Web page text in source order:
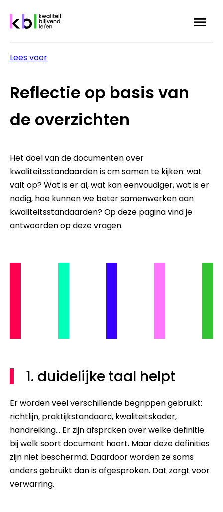
inhoud
Lees voor
Reflectie op basis van
de overzichten
Het doel van de documenten over
kwaliteitsstandaarden is om samen te kijken: wat
valt op? Wat is er al, wat kan eenvoudiger, wat is er
nodig, hoe kunnen we beter samenwerken aan
kwaliteitsstandaarden? Op deze pagina vind je
antwoorden op deze vragen.
1. duidelijke taal helpt
Er worden veel verschillende begrippen gebruikt:
richtlijn, praktijkstandaard, kwaliteitskader,
handreiking... Er zijn afspraken over welke definitie
bij welk soort document hoort. Maar deze definities
zijn niet beschermd. Daardoor worden ze soms
anders gebruikt dan is afgesproken. Dat zorgt voor
verwarring.